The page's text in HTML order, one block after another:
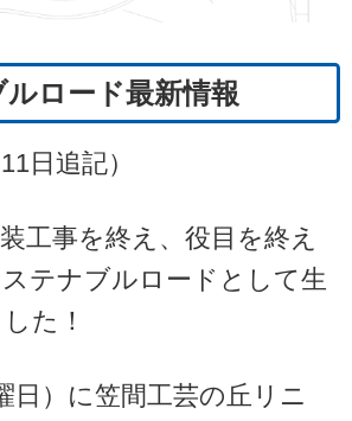
ロード最新情報
日追記）
工事を終え、役目を終え
テナブルロードとして生
た！
日）に笠間工芸の丘リニ